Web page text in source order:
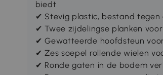
biedt
✔ Stevig plastic, bestand tegen
✔ Twee zijdelingse planken voor
✔ Gewatteerde hoofdsteun
✔ Zes soepel rollende wielen
✔ Ronde gaten in de bodem